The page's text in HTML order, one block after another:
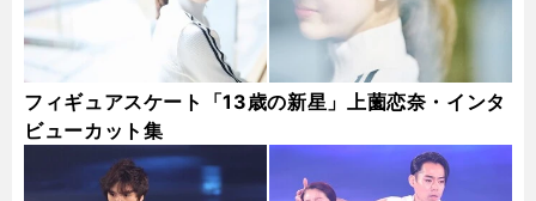
フィギュアスケート「13歳の新星」上薗恋奈・インタ
ビューカット集